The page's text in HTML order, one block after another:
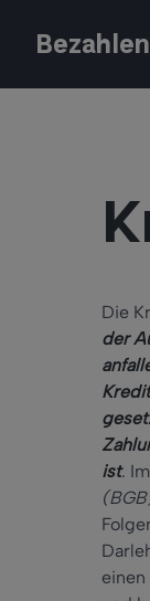
Die
der
ist. Im